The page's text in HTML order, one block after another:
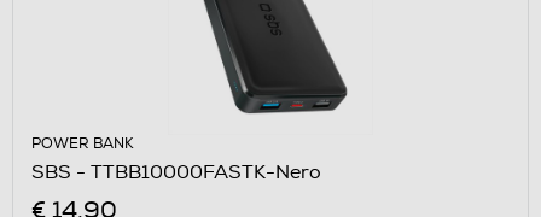
POWER BANK
SBS - TTBB10000FASTK-Nero
€ 14,90